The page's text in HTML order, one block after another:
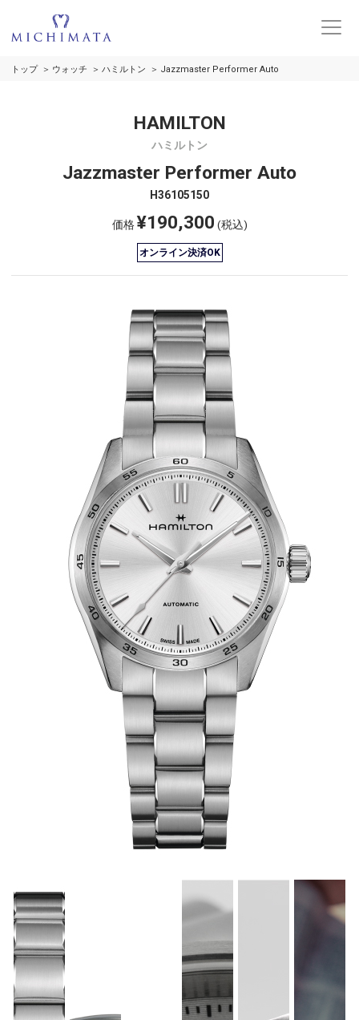
トップ ウォッチ ハミルトン Jazzmaster Performer Auto
HAMILTON
ハミルトン
Jazzmaster Performer Auto
H36105150
価格¥190,300 (税込)
オンライン決済OK